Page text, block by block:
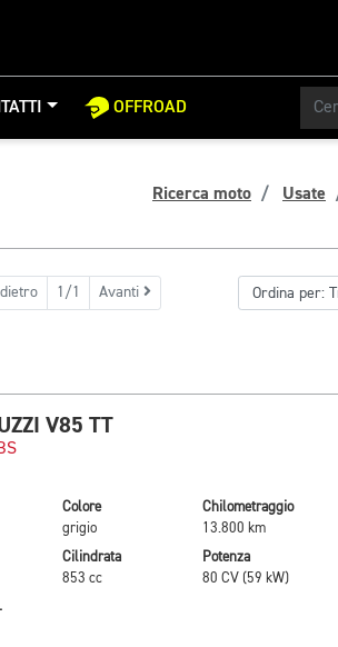
OFFROAD
Ricerca moto Usate
1/1 Avanti
V85 TT
Colore
grigio
Chilometraggio
13.800 km
Cilindrata
853 cc
Potenza
80 CV (59 kW)